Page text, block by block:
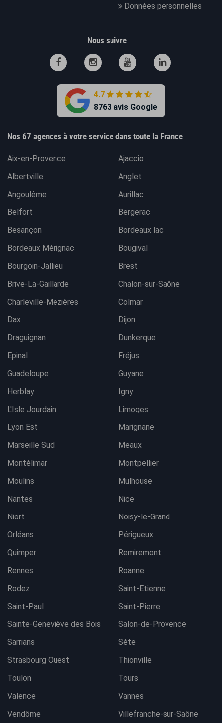
Données personnelles
Nous suivre
4.7
8763 avis Google
Nos 67 agences à votre service dans toute la France
Aix-en-Provence
Ajaccio
Albertville
Anglet
Angoulême
Aurillac
Belfort
Bergerac
Besançon
Bordeaux lac
Bordeaux Mérignac
Bougival
Bourgoin-Jallieu
Brest
Brive-La-Gaillarde
Chalon-sur-Saône
Charleville-Mezières
Colmar
Dax
Dijon
Draguignan
Dunkerque
Epinal
Fréjus
Guadeloupe
Guyane
Herblay
Igny
L'Isle Jourdain
Limoges
Lyon Est
Marignane
Marseille Sud
Meaux
Montélimar
Montpellier
Moulins
Mulhouse
Nantes
Nice
Niort
Noisy-le-Grand
Orléans
Périgueux
Quimper
Remiremont
Rennes
Roanne
Rodez
Saint-Etienne
Saint-Paul
Saint-Pierre
Sainte-Geneviève des Bois
Salon-de-Provence
Sarrians
Sète
Strasbourg Ouest
Thionville
Toulon
Tours
Valence
Vannes
Vendôme
Villefranche-sur-Saône